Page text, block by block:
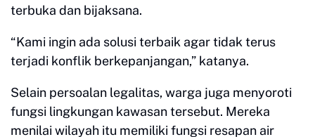
terbuka dan bijaksana.
“Kami ingin ada solusi terbaik agar tidak terus
terjadi konflik berkepanjangan,” katanya.
Selain persoalan legalitas, warga juga menyoroti
fungsi lingkungan kawasan tersebut. Mereka
menilai wilayah itu memiliki fungsi resapan air